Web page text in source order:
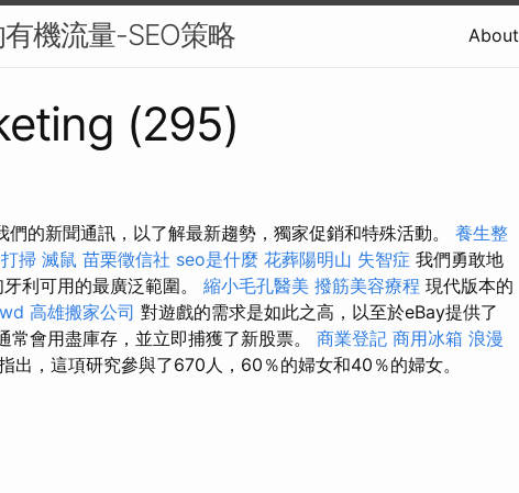
機流量-SEO策略 About
(295)
的新聞通訊，以了解最新趨勢，獨家促銷和特殊活動。 養生整
打掃 滅鼠 苗栗徵信社 seo是什麼 花葬陽明山 失智症 我們勇敢地
利可用的最廣泛範圍。 縮小毛孔醫美 撥筋美容療程 現代版本的
高雄搬家公司 對遊戲的需求是如此之高，以至於eBay提供了
會用盡庫存，並立即捕獲了新股票。 商業登記 商用冰箱 浪漫
出，這項研究參與了670人，60％的婦女和40％的婦女。